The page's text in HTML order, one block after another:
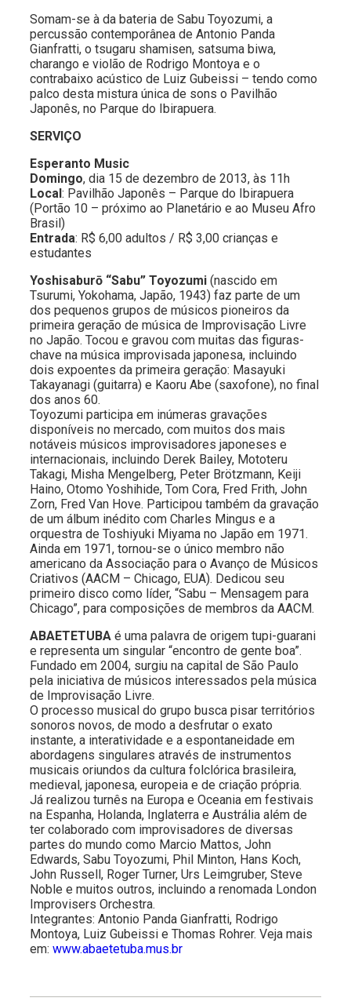
Somam-se à da bateria de Sabu Toyozumi, a
percussão contemporânea de Antonio Panda
Gianfratti, o tsugaru shamisen, satsuma biwa,
charango e violão de Rodrigo Montoya e o
contrabaixo acústico de Luiz Gubeissi – tendo como
palco desta mistura única de sons o Pavilhão
Japonês, no Parque do Ibirapuera.
SERVIÇO
Esperanto Music
Domingo, dia 15 de dezembro de 2013, às 11h
Local: Pavilhão Japonês – Parque do Ibirapuera
(Portão 10 – próximo ao Planetário e ao Museu Afro
Brasil)
Entrada: R$ 6,00 adultos / R$ 3,00 crianças e
estudantes
Yoshisaburō “Sabu” Toyozumi (nascido em
Tsurumi, Yokohama, Japão, 1943) faz parte de um
dos pequenos grupos de músicos pioneiros da
primeira geração de música de Improvisação Livre
no Japão. Tocou e gravou com muitas das figuras-
chave na música improvisada japonesa, incluindo
dois expoentes da primeira geração: Masayuki
Takayanagi (guitarra) e Kaoru Abe (saxofone), no final
dos anos 60.
Toyozumi participa em inúmeras gravações
disponíveis no mercado, com muitos dos mais
notáveis músicos improvisadores japoneses e
internacionais, incluindo Derek Bailey, Mototeru
Takagi, Misha Mengelberg, Peter Brötzmann, Keiji
Haino, Otomo Yoshihide, Tom Cora, Fred Frith, John
Zorn, Fred Van Hove. Participou também da gravação
de um álbum inédito com Charles Mingus e a
orquestra de Toshiyuki Miyama no Japão em 1971.
Ainda em 1971, tornou-se o único membro não
americano da Associação para o Avanço de Músicos
Criativos (AACM – Chicago, EUA). Dedicou seu
primeiro disco como líder, “Sabu – Mensagem para
Chicago”, para composições de membros da AACM.
ABAETETUBA é uma palavra de origem tupi-guarani
e representa um singular “encontro de gente boa”.
Fundado em 2004, surgiu na capital de São Paulo
pela iniciativa de músicos interessados pela música
de Improvisação Livre.
O processo musical do grupo busca pisar territórios
sonoros novos, de modo a desfrutar o exato
instante, a interatividade e a espontaneidade em
abordagens singulares através de instrumentos
musicais oriundos da cultura folclórica brasileira,
medieval, japonesa, europeia e de criação própria.
Já realizou turnês na Europa e Oceania em festivais
na Espanha, Holanda, Inglaterra e Austrália além de
ter colaborado com improvisadores de diversas
partes do mundo como Marcio Mattos, John
Edwards, Sabu Toyozumi, Phil Minton, Hans Koch,
John Russell, Roger Turner, Urs Leimgruber, Steve
Noble e muitos outros, incluindo a renomada London
Improvisers Orchestra.
Integrantes: Antonio Panda Gianfratti, Rodrigo
Montoya, Luiz Gubeissi e Thomas Rohrer. Veja mais
em: www.abaetetuba.mus.br